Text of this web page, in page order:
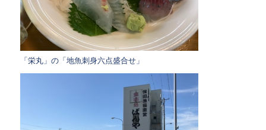
「栄丸」の「地魚刺身六点盛合せ」